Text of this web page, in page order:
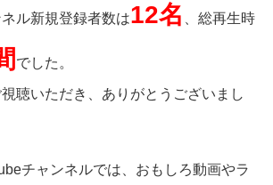
ル新規登録者数は12名 、総再生時
でした。
聴いただき、ありがとうございまし
チャンネルでは、おもしろ動画やラ